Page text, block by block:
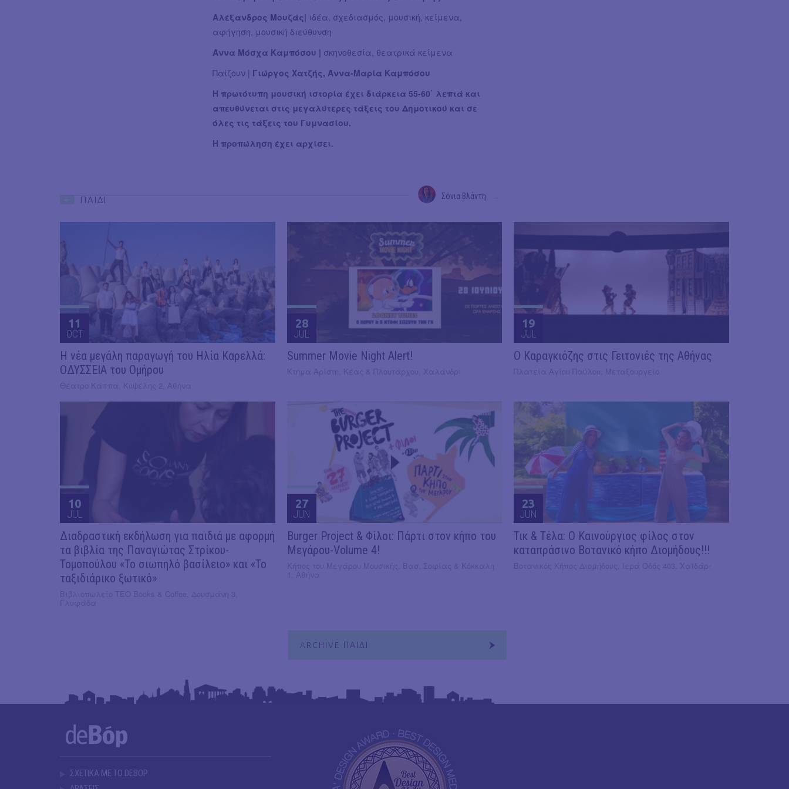
Αλέξανδρος Μουζάς| ιδέα, σχεδιασμός, μουσική, κείμενα,
αφήγηση, μουσική διεύθυνση
Άννα Μόσχα Καμπόσου | σκηνοθεσία, θεατρικά κείμενα
Παίζουν | Γιώργος Χατζής, Άννα-Μαρία Καμπόσου
Η πρωτότυπη μουσική ιστορία έχει διάρκεια 55-60΄ λεπτά και
απευθύνεται στις μεγαλύτερες τάξεις του Δημοτικού και σε
όλες τις τάξεις του Γυμνασίου.
Η προπώληση έχει αρχίσει.
Σόνια Βλάντη
ΠΑΙΔΙ
11
OCT
Η νέα μεγάλη παραγωγή του Ηλία Καρελλά:
ΟΔΥΣΣΕΙΑ του Ομήρου
28
JUL
Summer Movie Night Alert!
19
JUL
​Ο Καραγκιόζης στις Γειτονιές της Αθήνας
10
JUL
Διαδραστική εκδήλωση για παιδιά με αφορμή
τα βιβλία της Παναγιώτας Στρίκου-
Τομοπούλου «Το σιωπηλό βασίλειο» και «Το
ταξιδιάρικο ξωτικό»
27
JUN
Burger Project & Φίλοι: Πάρτι στον κήπο του
Μεγάρου-Volume 4!
23
JUN
Τικ & Τέλα: Ο Καινούργιος φίλος στον
καταπράσινο Βοτανικό κήπο Διομήδους!!!
ARCHIVE ΠΑΙΔΙ
ΣΧΕΤΙΚΑ ΜΕ ΤΟ DEBOP